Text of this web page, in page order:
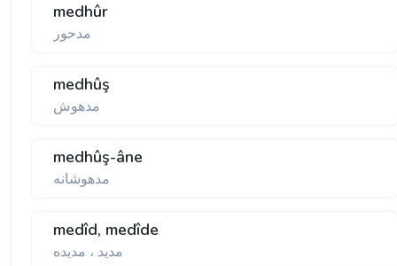
medhûr
مدحور
medhûş
مدهوش
medhûş-âne
مدهوشانه
medîd, medîde
مديد ، مديده